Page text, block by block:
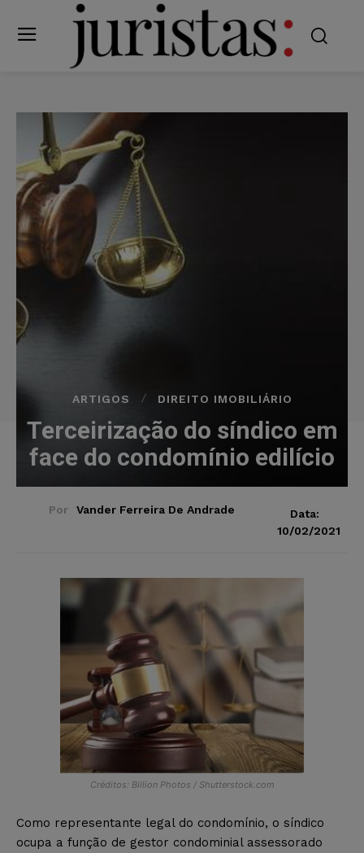
ARTIGOS DIREITO IMOBILIÁRIO
Terceirização do síndico em
face do condomínio edilício
Por Vander Ferreira De Andrade
Data:
10/02/2021
Créditos: Billion Photos / Shutterstock.com
Como representante legal do condomínio, o síndico
ocupa a função de gestor condominial assessorado